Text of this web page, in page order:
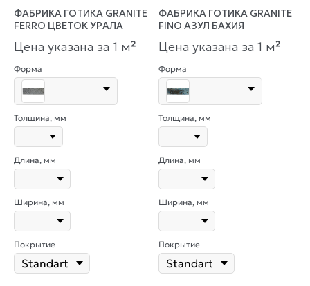
ФАБРИКА ГОТИКА GRANITE
FERRO ЦВЕТОК УРАЛА
Цена указана за 1 м²
Форма
Толщина, мм
Длина, мм
Ширина, мм
Покрытие
ФАБРИКА ГОТИКА GRANITE
FINO АЗУЛ БАХИЯ
Цена указана за 1 м²
Форма
Толщина, мм
Длина, мм
Ширина, мм
Покрытие